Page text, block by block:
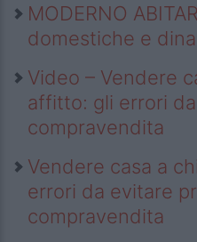
MODERNO
domestiche e
Video – Vendere
affitto: gli errori
compravendita
Vendere casa a
errori da evitare
compravendita